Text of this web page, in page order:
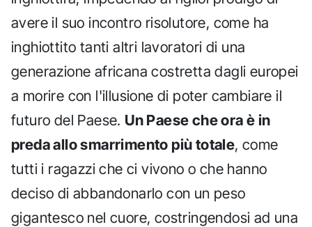
avere il suo incontro risolutore, come ha
inghiottito tanti altri lavoratori di una
generazione africana costretta dagli europei
a morire con l'illusione di poter cambiare il
futuro del Paese. Un Paese che ora è in
preda allo smarrimento più totale, come
tutti i ragazzi che ci vivono o che hanno
deciso di abbandonarlo con un peso
gigantesco nel cuore, costringendosi ad una